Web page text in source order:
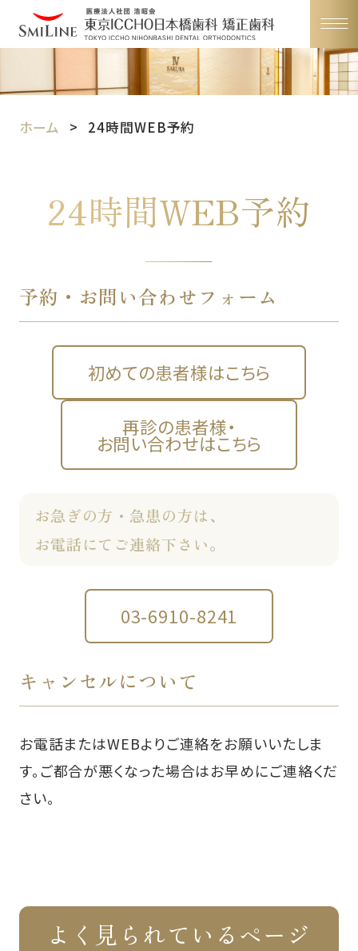
ホーム 24時間WEB予約
24時間WEB予約
予約・お問い合わせフォーム
初めての患者様はこちら
再診の患者様・
お問い合わせはこちら
お急ぎの方・急患の方は、
お電話にてご連絡下さい。
03-6910-8241
キャンセルについて
お電話またはWEBよりご連絡をお願いいたしま
す。ご都合が悪くなった場合はお早めにご連絡くだ
さい。
よく見られているページ